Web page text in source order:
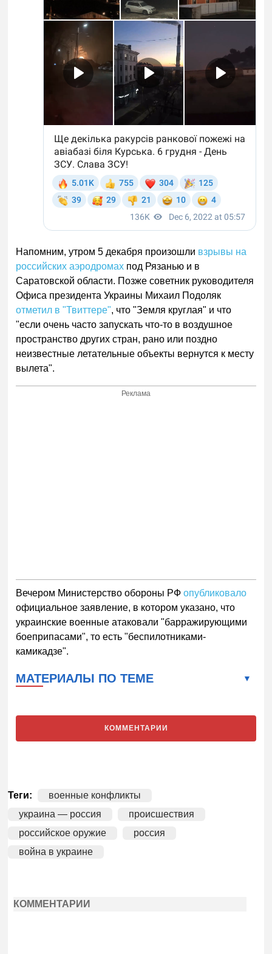
Напомним, утром 5 декабря произошли взрывы на
российских аэродромах под Рязанью и в
Саратовской области. Позже советник руководителя
Офиса президента Украины Михаил Подоляк
отметил в "Твиттере", что "Земля круглая" и что
"если очень часто запускать что-то в воздушное
пространство других стран, рано или поздно
неизвестные летательные объекты вернутся к месту
вылета".
Реклама
Вечером Министерство обороны РФопубликовало
официальное заявление, в котором указано, что
украинские военные атаковали "барражирующими
боеприпасами", то есть "беспилотниками-
камикадзе".
МАТЕРИАЛЫ ПО ТЕМЕ
КОММЕНТАРИИ
Теги:
военные конфликты
украина — россия
происшествия
российское оружие
россия
война в украине
КОММЕНТАРИИ